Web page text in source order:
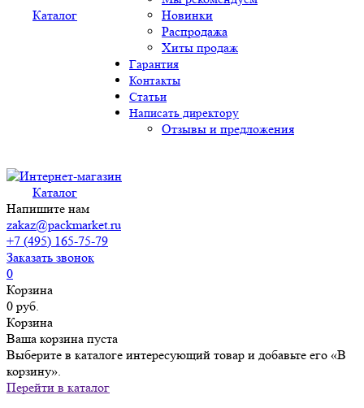
Каталог
Новинки
Распродажа
Хиты продаж
Гарантия
Контакты
Статьи
Написать директору
Отзывы и предложения
Каталог
Напишите нам
zakaz@packmarket.ru
+7 (495) 165-75-79
Заказать звонок
0
Корзина
0 руб.
Корзина
Ваша корзина пуста
Выберите в каталоге интересующий товар и добавьте его «В
корзину».
Перейти в каталог